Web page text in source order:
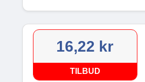
16,22 kr
TILBUD